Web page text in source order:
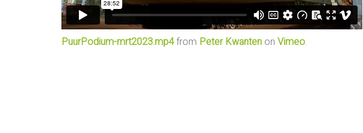
PuurPodium-mrt2023.mp4from Peter Kwanten on Vimeo.